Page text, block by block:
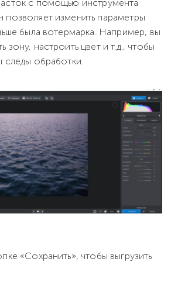
с помощью инструмента
изменить параметры
была вотермарка. Например, вы
зону, настроить цвет и т.д., чтобы
следы обработки.
«Сохранить», чтобы выгрузить